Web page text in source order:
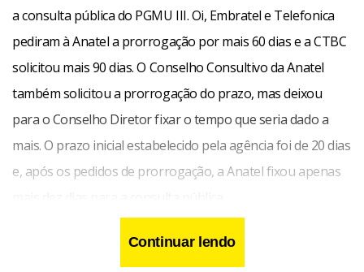
a consulta pública do PGMU III. Oi, Embratel e Telefonica
pediram à Anatel a prorrogação por mais 60 dias e a CTBC
solicitou mais 90 dias. O Conselho Consultivo da Anatel
também solicitou a prorrogação do prazo, mas deixou
para o Conselho Diretor fixar o tempo que seria dado a
mais. O prazo inicial estabelecido pela agência foi de 20 dias
e, após os pedidos de prorrogação, a Anatel fixou apenas
“A única questão é o tempo. O resto é detalhe, acessório”,
Continuar lendo